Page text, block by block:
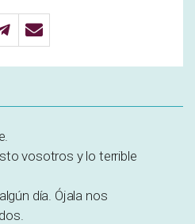
vosotros y lo terrible
día. Ójala nos